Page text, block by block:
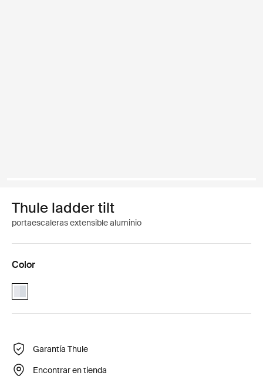
Thule ladder tilt
portaescaleras extensible aluminio
Color
Thule ladder tilt Aluminio (selected)
Garantía Thule
Encontrar en tienda